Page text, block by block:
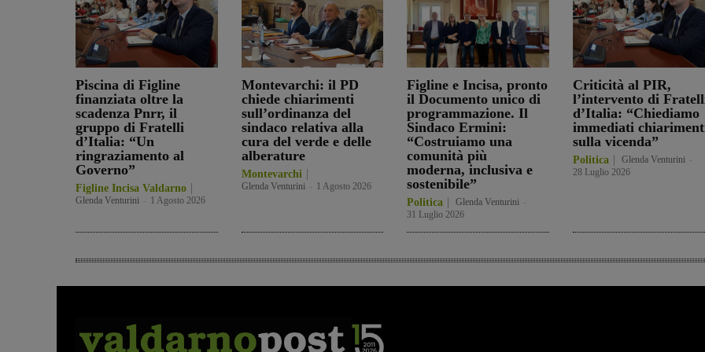
Piscina di Figline
finanziata oltre la
scadenza Pnrr, il
gruppo di Fratelli
d’Italia: “Un
ringraziamento al
Governo”
Figline Incisa Valdarno
Glenda Venturini 1 Agosto 2026
Montevarchi: il PD
chiede chiarimenti
sull’ordinanza del
sindaco relativa alla
cura del verde e delle
alberature
Montevarchi
Glenda Venturini 1 Agosto 2026
Figline e Incisa, pronto
il Documento unico di
programmazione. Il
Sindaco Ermini:
“Costruiamo una
comunità più
moderna, inclusiva e
sostenibile”
Politica Glenda Venturini
31 Luglio 2026
Criticità al PIR,
l’intervento di
d’Italia: “Chiediamo
immediati
sulla vicenda”
Politica Glenda Venturini
28 Luglio 2026